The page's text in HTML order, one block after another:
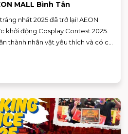
MALL Bình Tân
nhất 2025 đã trở lại! AEON
khởi động Cosplay Contest 2025.
thành nhân vật yêu thích và có cơ